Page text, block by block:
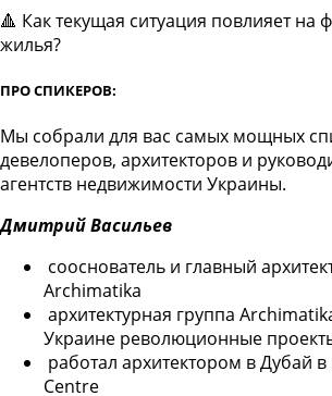
🔺 Как текущая ситуация повлияет на
жилья?
ПРО СПИКЕРОВ:
Мы собрали для вас самых мощных
девелоперов, архитекторов и
агентств недвижимости Украины.
Дмитрий Васильев
сооснователь и главный
Archimatika
архитектурная группа
Украине революционные
работал архитектором в Дубай
Centre